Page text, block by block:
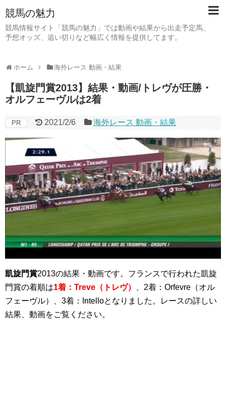
競馬の魅力
競馬情報サイト「競馬の魅力」では動画や結果から出走予定馬、
予想オッズ、追い切りなど幅広く情報を提供してます。
ホーム 海外レース 動画・結果
【凱旋門賞2013】結果・動画/トレヴが圧勝・
オルフェーヴルは2着
PR 2021/2/6 海外レース 動画・結果
凱旋門賞2013の結果・動画です。フランスで行われた凱旋
門賞の着順は1着：Treve（トレヴ）
、2着：Orfevre（オル
フェーヴル）、3着：Intelloとなりました。レースの詳しい
結果、動画をご覧ください。